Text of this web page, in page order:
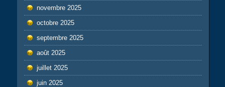
novembre 2025
octobre 2025
septembre 2025
août 2025
juillet 2025
juin 2025